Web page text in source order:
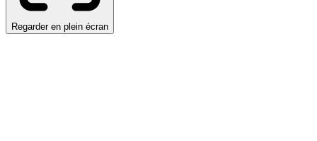
Regarder en plein écran